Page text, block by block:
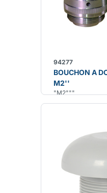
94277
BOUCHON A
M2''
"M2"""